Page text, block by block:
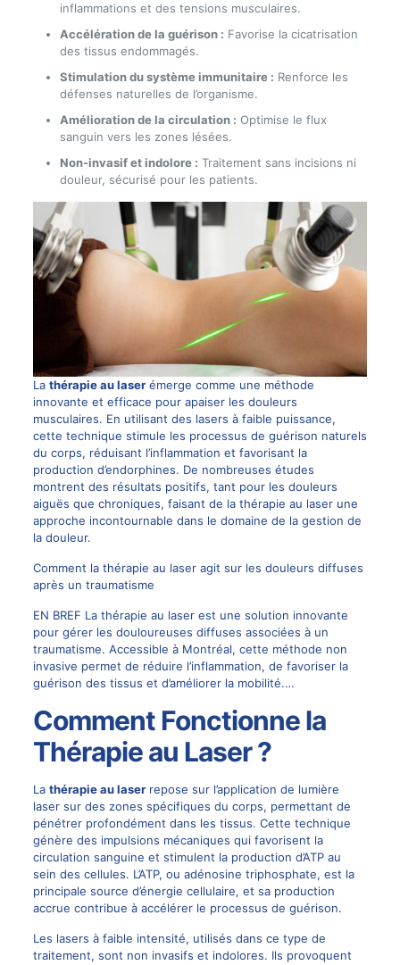
inflammations et des tensions musculaires.
Accélération de la guérison : Favorise la cicatrisation
des tissus endommagés.
Stimulation du système immunitaire : Renforce les
défenses naturelles de l’organisme.
Amélioration de la circulation : Optimise le flux
sanguin vers les zones lésées.
Non-invasif et indolore : Traitement sans incisions ni
douleur, sécurisé pour les patients.
La thérapie au laserémerge comme une méthode
innovante et efficace pour apaiser les douleurs
musculaires. En utilisant des lasers à faible puissance,
cette technique stimule les processus de guérison naturels
du corps, réduisant l’inflammation et favorisant la
production d’endorphines. De nombreuses études
montrent des résultats positifs, tant pour les douleurs
aiguës que chroniques, faisant de la thérapie au laser une
approche incontournable dans le domaine de la gestion de
la douleur.
Comment la thérapie au laser agit sur les douleurs diffuses
après un traumatisme
EN BREF La thérapie au laser est une solution innovante
pour gérer les douloureuses diffuses associées à un
traumatisme. Accessible à Montréal, cette méthode non
invasive permet de réduire l’inflammation, de favoriser la
guérison des tissus et d’améliorer la mobilité.…
Comment Fonctionne la
Thérapie au Laser ?
La thérapie au laserrepose sur l’application de lumière
laser sur des zones spécifiques du corps, permettant de
pénétrer profondément dans les tissus. Cette technique
génère des impulsions mécaniques qui favorisent la
circulation sanguine et stimulent la production d’ATP au
sein des cellules. L’ATP, ou adénosine triphosphate, est la
principale source d’énergie cellulaire, et sa production
accrue contribue à accélérer le processus de guérison.
Les lasers à faible intensité, utilisés dans ce type de
traitement, sont non invasifs et indolores. Ils provoquent